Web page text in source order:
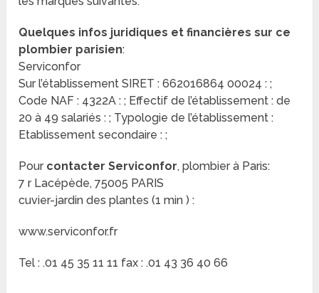
Quelques infos juridiques et financières sur ce
plombier parisien:
Serviconfor
Sur l’établissement SIRET : 662016864 00024 : ;
Code NAF : 4322A : ; Effectif de l’établissement : de
20 à 49 salariés : ; Typologie de l’établissement :
Etablissement secondaire : ;
Pour contacter Serviconfor, plombier à Paris:
7 r Lacépède, 75005 PARIS
cuvier-jardin des plantes (1 min ) :
www.serviconfor.fr
Tel : .01 45 35 11 11 fax : .01 43 36 40 66